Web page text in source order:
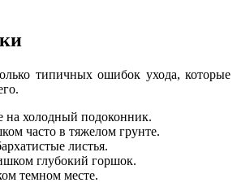
типичных ошибок ухода, которые
на холодный подоконник.
часто в тяжелом грунте.
листья.
глубокий горшок.
темном месте.